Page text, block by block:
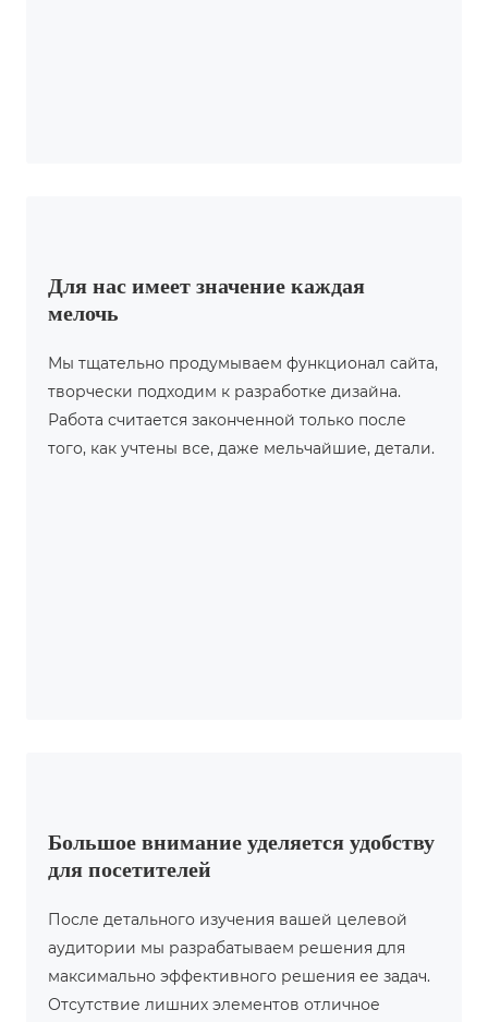
Для нас имеет значение каждая
мелочь
Мы тщательно продумываем функционал сайта,
творчески подходим к разработке дизайна.
Работа считается законченной только после
того, как учтены все, даже мельчайшие, детали.
Большое внимание уделяется удобству
для посетителей
После детального изучения вашей целевой
аудитории мы разрабатываем решения для
максимально эффективного решения ее задач.
Отсутствие лишних элементов отличное